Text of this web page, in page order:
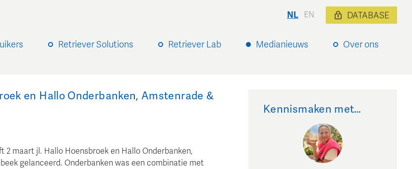
Retriever Solutions Retriever Lab Medianieuws Over ons
NL EN DATABASE
en Hallo Onderbanken, Amstenrade &
2 maart jl. Hallo Hoensbroek en Hallo Onderbanken,
gelanceerd. Onderbanken was een combinatie met
Kennismaken met…